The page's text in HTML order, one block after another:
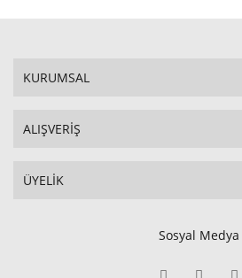
KURUMSAL
ALIŞVERİŞ
ÜYELİK
Sosyal Medya